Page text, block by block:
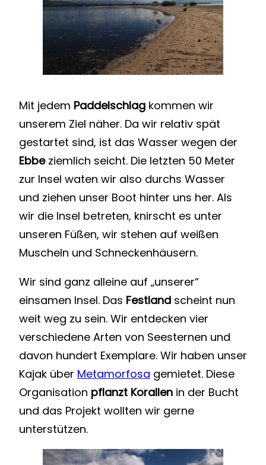
Mit jedem Paddelschlag kommen wir
unserem Ziel näher. Da wir relativ spät
gestartet sind, ist das Wasser wegen der
Ebbeziemlich seicht. Die letzten 50 Meter
zur Insel waten wir also durchs Wasser
und ziehen unser Boot hinter uns her. Als
wir die Insel betreten, knirscht es unter
unseren Füßen, wir stehen auf weißen
Muscheln und Schneckenhäusern.
Wir sind ganz alleine auf „unserer“
einsamen Insel. Das Festland scheint nun
weit weg zu sein. Wir entdecken vier
verschiedene Arten von Seesternen und
davon hundert Exemplare. Wir haben unser
Kajak über Metamorfosa gemietet. Diese
Organisation pflanzt Korallen in der Bucht
und das Projekt wollten wir gerne
unterstützen.